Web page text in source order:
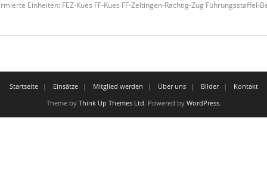
Einheiten: FEZ-Kues FF-Kues FF-Zeltingen-Rachtig-Zug Führungsstaffel-
Startseite Einsätze Mitglied werden Über uns Bilder
Kontakt
Theme by Think Up Themes Ltd. Powered by WordPress.